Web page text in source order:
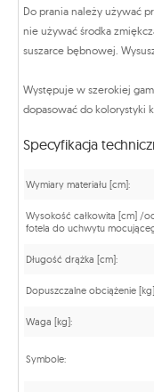
Do prania należy używać
nie używać środka
suszarce bębnowej.
Występuje w szerokiej
dopasować do kolorystyki
Specyfikacja
Wymiary materiału [cm]:
Wysokość całkowita [cm] /
fotela do uchwytu
Długość drążka [cm]:
Dopuszczalne obciążenie
Waga [kg]:
Symbole: